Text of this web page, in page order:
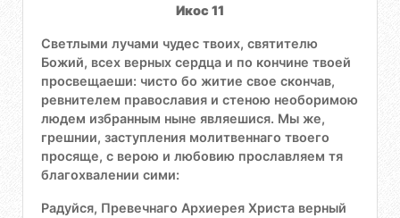
Икос 11
Светлыми лучами чудес твоих, святителю
Божий, всех верных сердца и по кончине твоей
просвещаеши: чисто бо житие свое скончав,
ревнителем православия и стеною необоримою
людем избранным ныне являешися. Мы же,
грешнии, заступления молитвеннаго твоего
просяще, с верою и любовию прославляем тя
благохвалении сими:
Радуйся, Превечнаго Архиерея Христа верный